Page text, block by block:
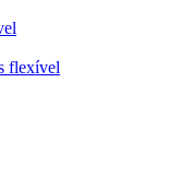
flexível